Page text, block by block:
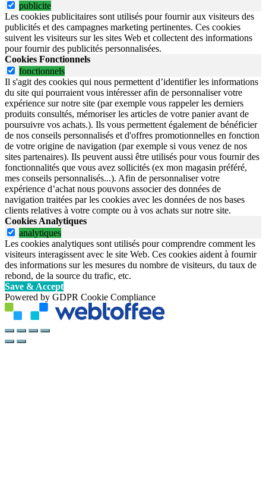
publicite
Les cookies publicitaires sont utilisés pour fournir aux visiteurs des
publicités et des campagnes marketing pertinentes. Ces cookies
suivent les visiteurs sur les sites Web et collectent des informations
pour fournir des publicités personnalisées.
Cookies Fonctionnels
fonctionnels
Il s'agit des cookies qui nous permettent d’identifier les informations
du site qui pourraient vous intéresser afin de personnaliser votre
expérience sur notre site (par exemple vous rappeler les derniers
produits consultés, mémoriser les articles de votre panier avant de
poursuivre vos achats.). Ils vous permettent également de bénéficier
de nos conseils personnalisés et d'offres promotionnelles en fonction
de votre origine de navigation (par exemple si vous venez de nos
sites partenaires). Ils peuvent aussi être utilisés pour vous fournir des
fonctionnalités que vous avez sollicités (ex mon magasin préféré,
mes conseils personnalisés...). Afin de personnaliser votre
expérience d’achat nous pouvons associer des données de
navigation traitées par les cookies avec les données de nos bases
clients relatives à votre compte ou à vos achats sur notre site.
Cookies Analytiques
analytiques
Les cookies analytiques sont utilisés pour comprendre comment les
visiteurs interagissent avec le site Web. Ces cookies aident à fournir
des informations sur les mesures du nombre de visiteurs, du taux de
rebond, de la source du trafic, etc.
Save & Accept
Powered by GDPR Cookie Compliance